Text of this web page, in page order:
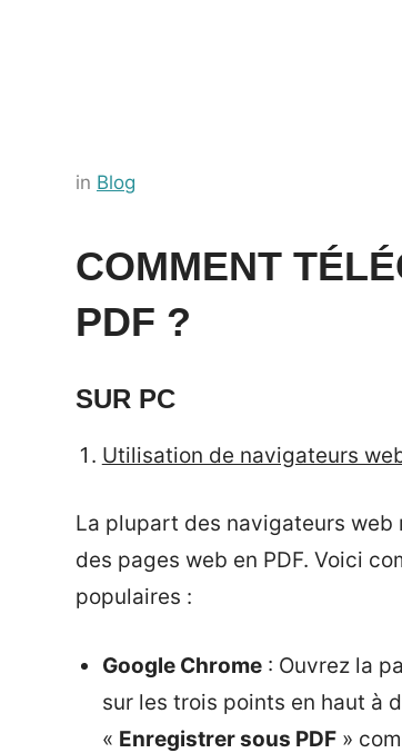
Posted
octobre
2023
by
in Blog
COMMENT
PDF ?
SUR PC
Utilisation de navigateurs
La plupart des navigateurs
des pages web en PDF. Voici
populaires :
Google Chrome: Ouvrez la
sur les trois points en haut à
« Enregistrer sous PDF»